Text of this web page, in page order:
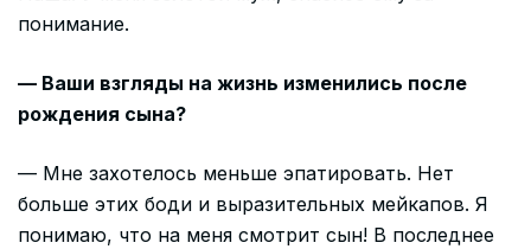
понимание.
— Ваши взгляды на жизнь изменились после
рождения сына?
— Мне захотелось меньше эпатировать. Нет
больше этих боди и выразительных мейкапов. Я
понимаю, что на меня смотрит сын! В последнее